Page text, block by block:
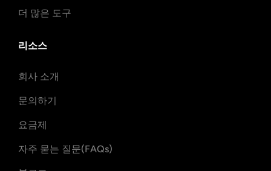
더 많은 도구
리소스
회사 소개
문의하기
요금제
자주 묻는 질문(FAQs)